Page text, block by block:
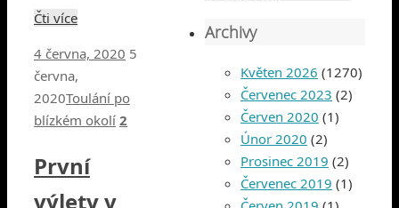
Čti více
4 června, 2020 5
června,
2020Toulání po
blízkém okolí 2
První
výlety v
Archivy
Květen 2026 (1270)
Červenec 2023 (2)
Červen 2020 (1)
Únor 2020 (2)
Prosinec 2019 (2)
Červenec 2019 (1)